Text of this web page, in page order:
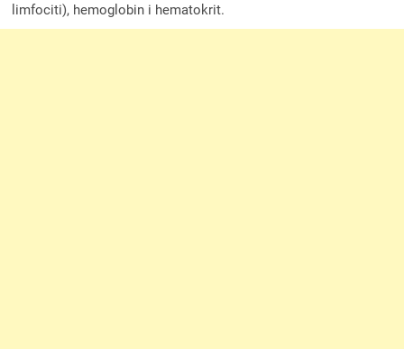
limfociti), hemoglobin i hematokrit.